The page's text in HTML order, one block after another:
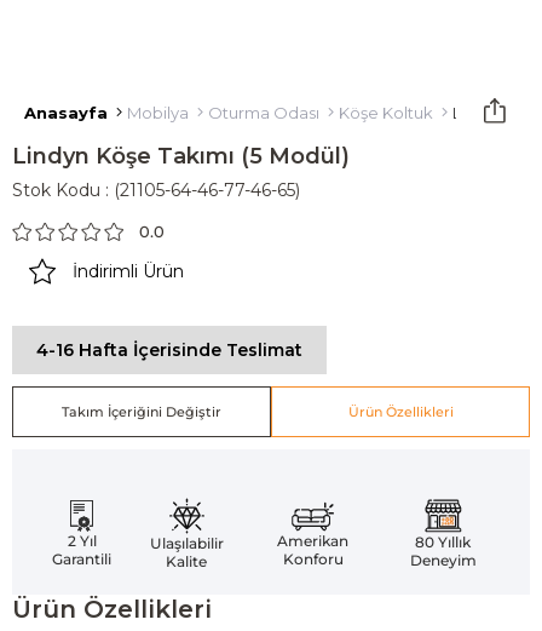
Anasayfa Mobilya Oturma Odası Köşe Koltuk Lindyn
Lindyn Köşe Takımı (5 Modül)
Stok Kodu (21105-64-46-77-46-65)
0.0
İndirimli Ürün
4-16 Hafta İçerisinde Teslimat
Takım İçeriğini Değiştir Ürün Özellikleri
2 Yıl
Garantili
Ulaşılabilir
Kalite
Amerikan
Konforu
80 Yıllık
Deneyim
Ürün Özellikleri